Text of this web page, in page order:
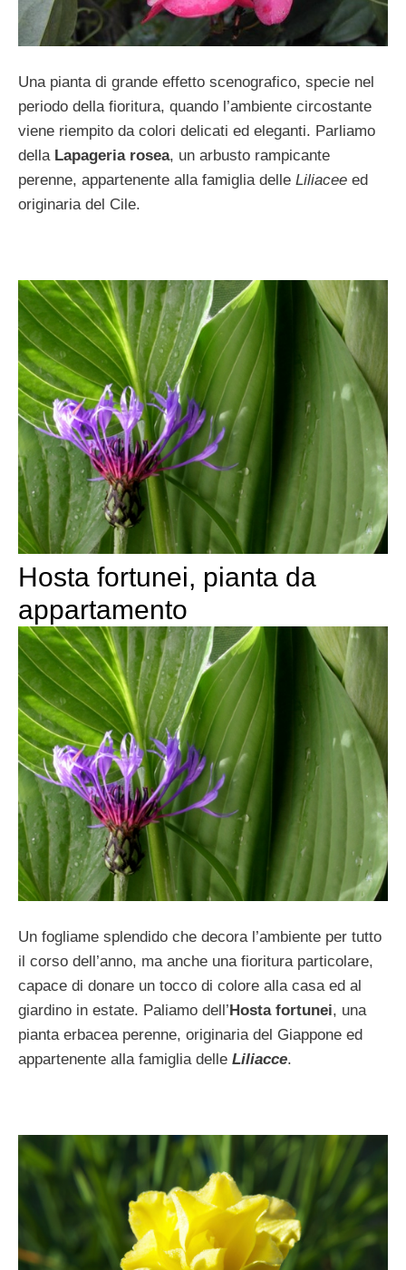
Una pianta di grande effetto scenografico, specie nel
periodo della fioritura, quando l’ambiente circostante
viene riempito da colori delicati ed eleganti. Parliamo
della Lapageria rosea, un arbusto rampicante
perenne, appartenente alla famiglia delle Liliacee ed
originaria del Cile.
Hosta fortunei, pianta da
appartamento
Un fogliame splendido che decora l’ambiente per tutto
il corso dell’anno, ma anche una fioritura particolare,
capace di donare un tocco di colore alla casa ed al
giardino in estate. Paliamo dell’Hosta fortunei, una
pianta erbacea perenne, originaria del Giappone ed
appartenente alla famiglia delle Liliacce.